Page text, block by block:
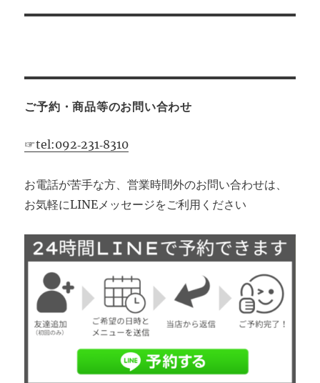
ご予約・商品等のお問い合わせ
☞tel:092‐231‐8310
お電話が苦手な方、営業時間外のお問い合わせは、
お気軽にLINEメッセージをご利用ください